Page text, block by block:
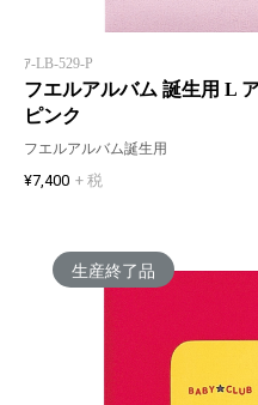
ｱ-LB-529-P
フエルアルバム 誕生用 L
ピンク
フエルアルバム誕生用
¥7,400 + 税
生産終了品